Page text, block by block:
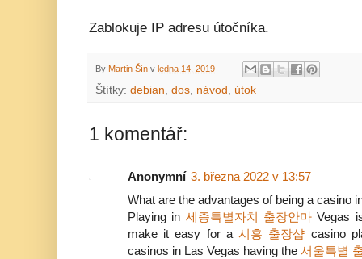
Zablokuje IP adresu útočníka.
By Martin Šín v ledna 14, 2019
Štítky: debian, dos, návod , útok
1 komentář:
Anonymní 3. března 2022 v 13:57
What are the advantages of being a casino
Playing in 세종특별자치 출장안마 Vegas
make it easy for a시흥 출장샵 casino
casinos in Las Vegas having the 서울특별